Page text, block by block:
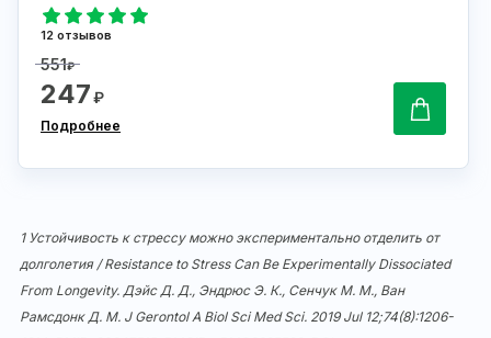
12 отзывов
551₽
247₽
Подробнее
1 Устойчивость к стрессу можно экспериментально отделить от
долголетия / Resistance to Stress Can Be Experimentally Dissociated
From Longevity. Дэйс Д. Д., Эндрюс Э. К., Сенчук М. М., Ван
Рамсдонк Д. М. J Gerontol A Biol Sci Med Sci. 2019 Jul 12;74(8):1206-